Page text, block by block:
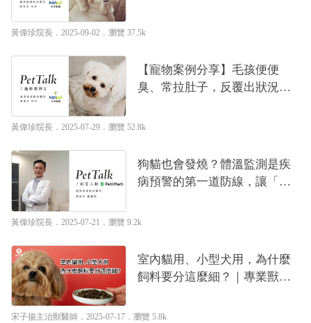
黃偉珍院長 ．2025-09-02． 瀏覽 37.5k
【寵物案例分享】毛孩便便
臭、常拉肚子，反覆出狀況？
健康｜專業獸醫—黃偉珍
黃偉珍院長 ．2025-07-29． 瀏覽 52.8k
狗貓也會發燒？體溫監測是疾
病預警的第一道防線，讓「量
｜專業獸醫—黃偉珍
黃偉珍院長 ．2025-07-21． 瀏覽 9.2k
室內貓用、小型犬用，為什麼
飼料要分這麼細？｜專業獸醫
宋子揚主治獸醫師 ．2025-07-17． 瀏覽 5.8k